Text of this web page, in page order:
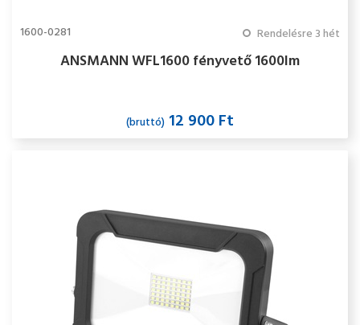
1600-0281 Rendelésre 3 hét
ANSMANN WFL1600 fényvető 1600lm
(bruttó) 12 900 Ft